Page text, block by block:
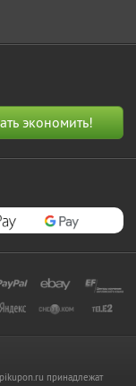
принадлежат